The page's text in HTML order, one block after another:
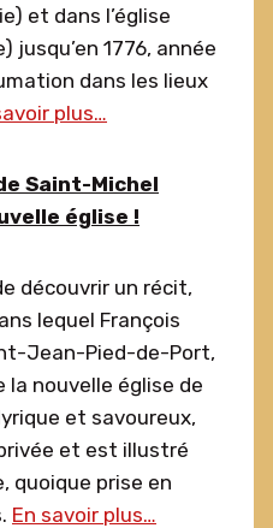
et dans l’église
jusqu’en 1776, année
dans les lieux
plus…
Saint-Michel
église !
découvrir un récit,
lequel François
Jean-Pied-de-Port,
la nouvelle église de
et savoureux,
et est illustré
quoique prise en
En savoir plus…